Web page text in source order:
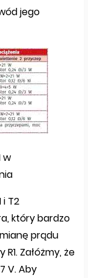
jego
w
T2
który bardzo
prądu
Załóżmy, że
V. Aby